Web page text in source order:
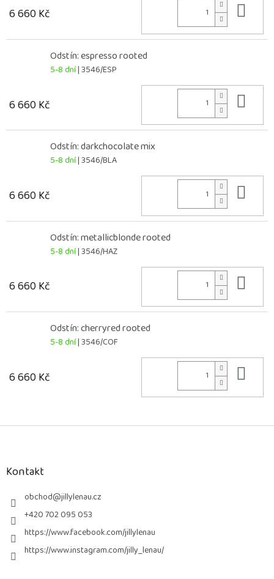
6 660 Kč
Odstín: espresso rooted
5-8 dní| 3546/ESP
6 660 Kč
Odstín: darkchocolate mix
5-8 dní| 3546/BLA
6 660 Kč
Odstín: metallicblonde rooted
5-8 dní| 3546/HAZ
6 660 Kč
Odstín: cherryred rooted
5-8 dní| 3546/COF
6 660 Kč
Z
Kontakt
obchod@jillylenau.cz
+420 702 095 053
https://www.facebook.com/jillylenau
https://www.instagram.com/jilly_lenau/